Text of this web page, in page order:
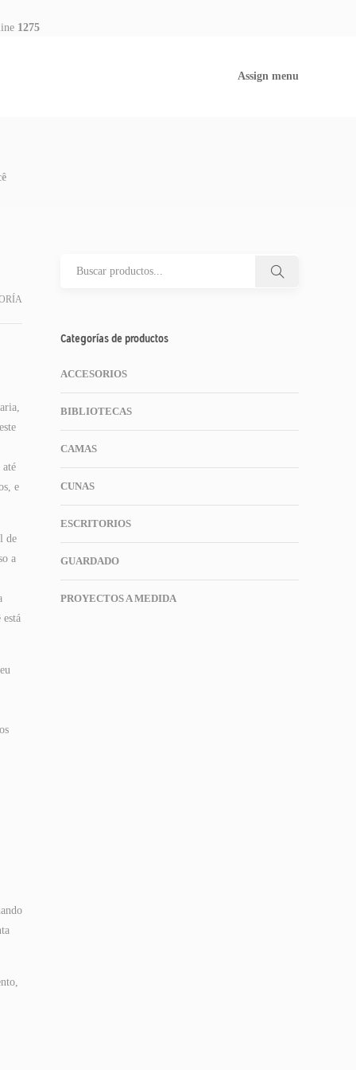
1275
Assign menu
e
de
a
Categorías de productos
ACCESORIOS
BIBLIOTECAS
CAMAS
CUNAS
ESCRITORIOS
GUARDADO
PROYECTOS A MEDIDA